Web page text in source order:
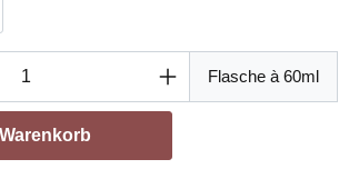
Gib den gewünschten
Flasche à 60ml